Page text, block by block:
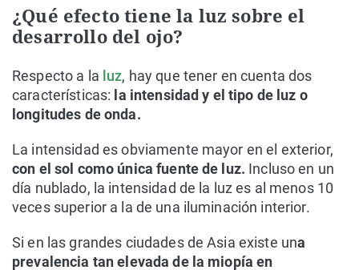
¿Qué efecto tiene la luz sobre el
desarrollo del ojo?
Respecto a la luz, hay que tener en cuenta dos
características: la intensidad y el tipo de luz o
longitudes de onda.
La intensidad es obviamente mayor en el exterior,
con el sol como única fuente de luz. Incluso en un
día nublado, la intensidad de la luz es al menos 10
veces superior a la de una iluminación interior.
Si en las grandes ciudades de Asia existe una
prevalencia tan elevada de la miopía en